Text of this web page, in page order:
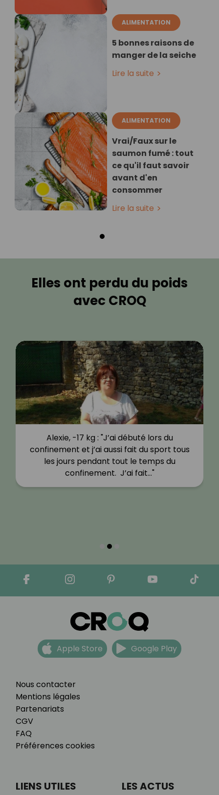
ALIMENTATION
5 bonnes raisons de
manger de la seiche
Lire la suite
ALIMENTATION
Vrai/Faux sur le
saumon fumé : tout
ce qu'il faut savoir
avant d'en
consommer
Lire la suite
Elles ont perdu du poids
avec CROQ
Alexie, -17 kg : "J’ai débuté lors du
confinement et j’ai aussi fait du sport tous
les jours pendant tout le temps du
confinement. J’ai fait…"
Nous contacter
Mentions légales
Partenariats
CGV
FAQ
Préférences cookies
Apple Store Google Play
LIENS UTILES LES ACTUS